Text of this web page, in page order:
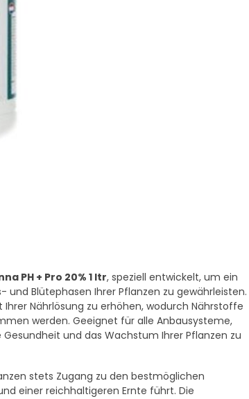
PH + Pro 20% 1 ltr, speziell entwickelt, um ein
Blütephasen Ihrer Pflanzen zu gewährleisten.
Nährlösung zu erhöhen, wodurch Nährstoffe
werden. Geeignet für alle Anbausysteme,
und das Wachstum Ihrer Pflanzen zu
stets Zugang zu den bestmöglichen
einer reichhaltigeren Ernte führt. Die